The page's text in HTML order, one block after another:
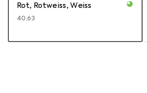
Rot, Rotweiss, Weiss
EUR
40,63